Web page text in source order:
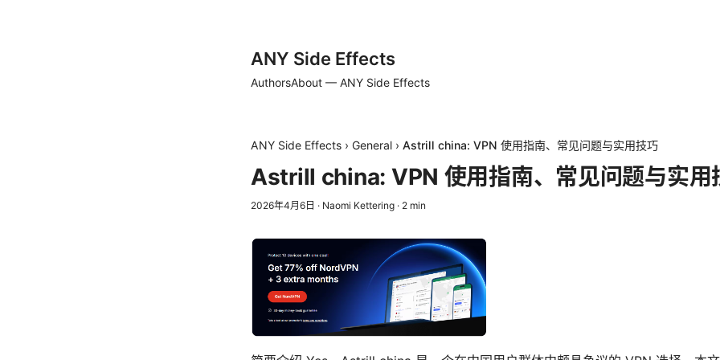
ANY Side Effects
AuthorsAbout — ANY Side Effects
ANY Side Effects › General › Astrill china: VPN 使用指南、常见问题与实用技巧
Astrill china: VPN 使用指南、常见问题与实用
2026年4月6日 · Naomi Kettering · 2 min